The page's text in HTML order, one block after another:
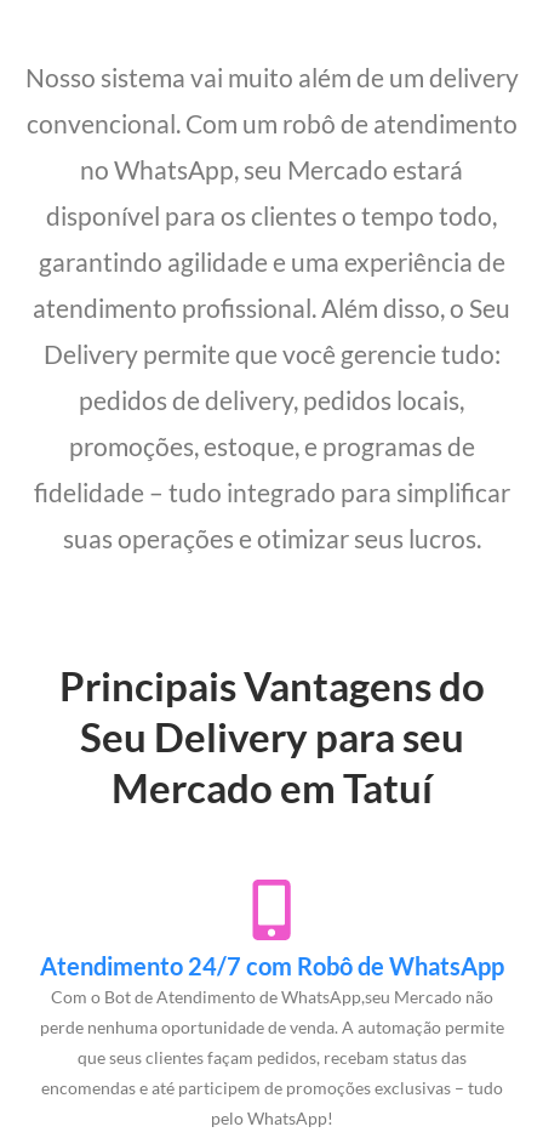
Nosso sistema vai muito além de um delivery
convencional. Com um robô de atendimento
no WhatsApp, seu Mercado estará
disponível para os clientes o tempo todo,
garantindo agilidade e uma experiência de
atendimento profissional. Além disso, o Seu
Delivery permite que você gerencie tudo:
pedidos de delivery, pedidos locais,
promoções, estoque, e programas de
fidelidade – tudo integrado para simplificar
suas operações e otimizar seus lucros.
Principais Vantagens do
Seu Delivery para seu
Mercado em Tatuí
Atendimento 24/7 com Robô de WhatsApp
Com o Bot de Atendimento de WhatsApp,seu Mercado não
perde nenhuma oportunidade de venda. A automação permite
que seus clientes façam pedidos, recebam status das
encomendas e até participem de promoções exclusivas – tudo
pelo WhatsApp!